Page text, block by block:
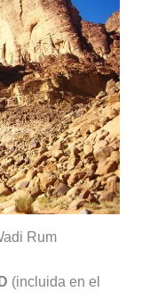
Rum
(incluida en el